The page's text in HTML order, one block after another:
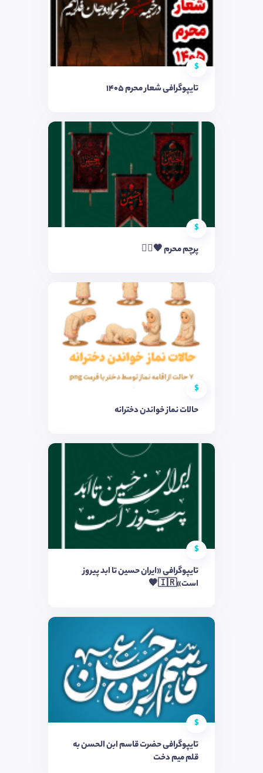
$
تایپوگرافی شعار محرم ۱۴۰۵
$
پرچم محرم 🖤✋🏻
$
حالات نماز خواندن دخترانه
$
تایپوگرافی «ایران حسین تا ابد پیروز
است»🇮🇷🖤
$
تایپوگرافی حضرت قاسم ابن الحسن به
قلم میم دخت